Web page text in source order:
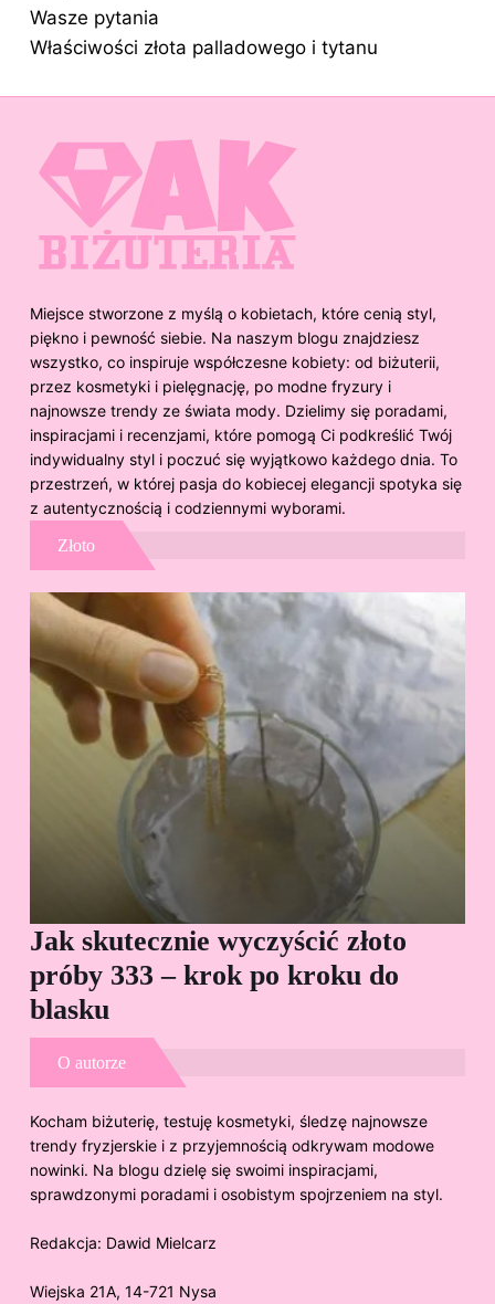
Wasze pytania
Właściwości złota palladowego i tytanu
Miejsce stworzone z myślą o kobietach, które cenią styl,
piękno i pewność siebie. Na naszym blogu znajdziesz
wszystko, co inspiruje współczesne kobiety: od biżuterii,
przez kosmetyki i pielęgnację, po modne fryzury i
najnowsze trendy ze świata mody. Dzielimy się poradami,
inspiracjami i recenzjami, które pomogą Ci podkreślić Twój
indywidualny styl i poczuć się wyjątkowo każdego dnia. To
przestrzeń, w której pasja do kobiecej elegancji spotyka się
z autentycznością i codziennymi wyborami.
Złoto
Jak skutecznie wyczyścić złoto
próby 333 – krok po kroku do
blasku
O autorze
Kocham biżuterię, testuję kosmetyki, śledzę najnowsze
trendy fryzjerskie i z przyjemnością odkrywam modowe
nowinki. Na blogu dzielę się swoimi inspiracjami,
sprawdzonymi poradami i osobistym spojrzeniem na styl.
Redakcja: Dawid Mielcarz
Wiejska 21A, 14-721 Nysa